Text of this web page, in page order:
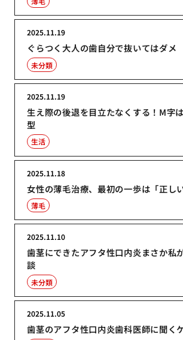
ぐらつく大人の歯自分で抜いてはダメ
2025.11.19
未分類
生え際の後退を目立たなくする！M字
型
2025.11.19
生活
女性の薄毛治療、最初の一歩は「正し
2025.11.18
薄毛
歯茎にできたアフタ性口内炎まさか私
談
2025.11.10
未分類
歯茎のアフタ性口内炎歯科医師に聞く
2025.11.05